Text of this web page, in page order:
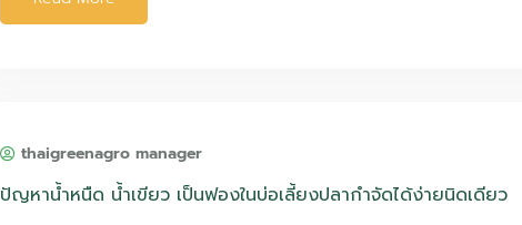
thaigreenagro manager
ปัญหาน้ำหนืด น้ำเขียว เป็นฟองในบ่อเลี้ยงปลากำจัดได้ง่ายนิดเดียว